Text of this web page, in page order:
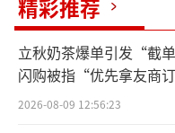
私下协商，使用非
销售代理权保证金
万元，2024年1月转
最终，非公司
精彩推荐
立秋奶茶爆单引发“截
闪购被指“优先拿友商
贵的拿”
2026-08-09 12:56:23